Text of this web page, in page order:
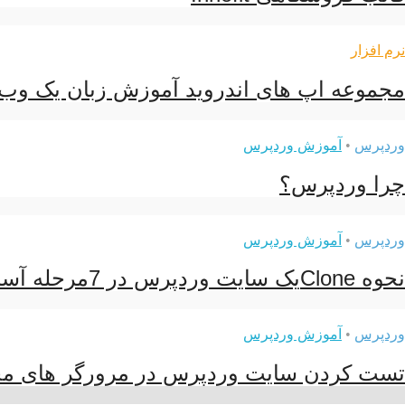
نرم افزار
مجموعه اپ های اندروید آموزش زبان یک
وردپرس • آموزش وردپرس
چرا وردپرس؟
وردپرس • آموزش وردپرس
نحوه Cloneیک سایت وردپرس در 7مرحله آسان
وردپرس • آموزش وردپرس
تست کردن سایت وردپرس در مرورگر های